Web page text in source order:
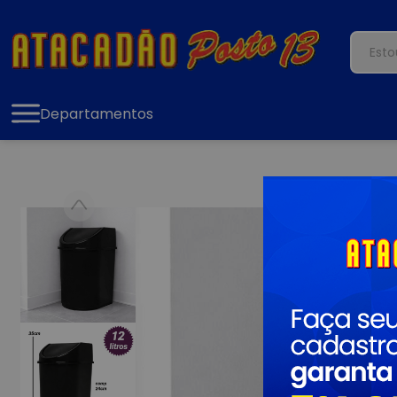
Departamentos